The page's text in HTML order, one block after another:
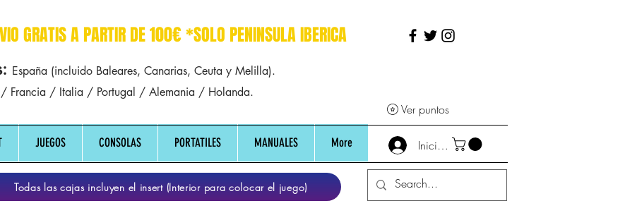
GRATIS A PARTIR DE 100€ *SOLO PENINSULA IBERICA
: España (incluido Baleares, Canarias, Ceuta y Melilla).
Francia / Italia / Portugal / Alemania / Holanda.
Ver puntos
JUEGOS CONSOLAS PORTATILES MANUALES More Iniciar sesión
Todas las cajas incluyen el insert (Interior para colocar el juego)